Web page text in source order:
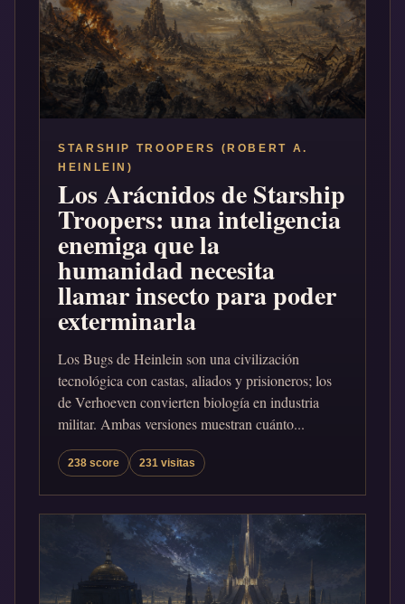
STARSHIP TROOPERS (ROBERT A.
HEINLEIN)
Los Arácnidos de Starship
Troopers: una inteligencia
enemiga que la
humanidad necesita
llamar insecto para poder
exterminarla
Los Bugs de Heinlein son una civilización
tecnológica con castas, aliados y prisioneros; los
de Verhoeven convierten biología en industria
militar. Ambas versiones muestran cuánto...
238 score 231 visitas